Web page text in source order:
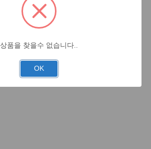
상품을 찾을수 없습니다..
OK